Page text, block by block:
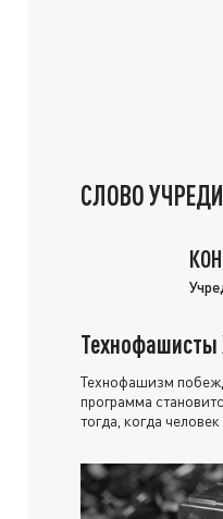
СЛОВО
Технофашисты
Технофашизм
программа
тогда, когда